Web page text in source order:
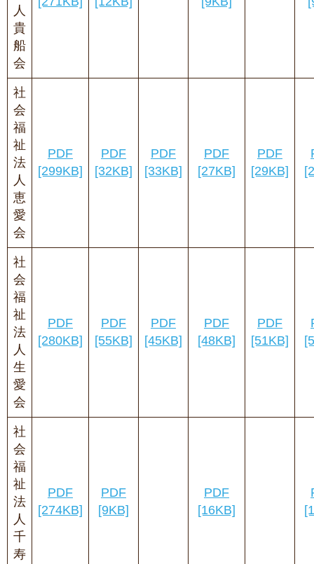
人
貴
船
会
社
会
福
祉
法
人
恵
愛
会
PDF
[299KB]
PDF
[32KB]
PDF
[33KB]
PDF
[27KB]
PDF
[29KB]
社
会
福
祉
法
人
生
愛
会
PDF
[280KB]
PDF
[55KB]
PDF
[45KB]
PDF
[48KB]
PDF
[51KB]
社
会
福
祉
法
人
千
寿
PDF
[274KB]
PDF
[9KB]
PDF
[16KB]